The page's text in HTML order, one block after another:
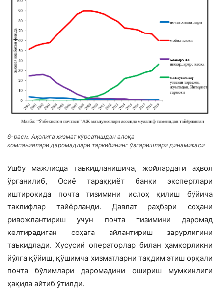
6-расм. Аҳолига хизмат кўрсатишдан алоқа
компаниялари даромадлари таркибининг ўзгаришлари динамикаси
Ушбу мажлисда таъкидланишича, жойлардаги аҳвол
ўрганилиб, Осиё тараққиёт банки экспертлари
иштирокида почта тизимини ислоҳ қилиш бўйича
таклифлар тайёрланди. Давлат раҳбари соҳани
ривожлантириш учун почта тизимини даромад
келтирадиган соҳага айлантириш зарурлигини
таъкидлади. Хусусий операторлар билан ҳамкорликни
йўлга қўйиш, қўшимча хизматларни тақдим этиш орқали
почта бўлимлари даромадини ошириш мумкинлиги
ҳақида айтиб ўтилди.